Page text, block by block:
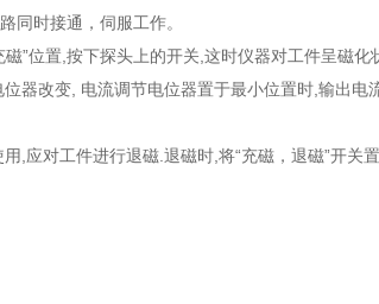
同时接通，伺服工作。
”位置,按下探头上的开关,这时仪器对工件呈磁
器改变, 电流调节电位器置于最小位置时,输出
,应对工件进行退磁.退磁时,将“充磁，退磁”开关